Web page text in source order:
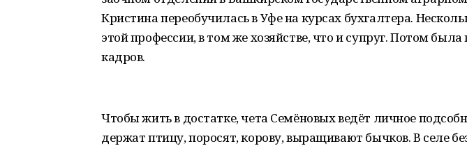
Кристина переобучилась в Уфе на курсах бухгалтера.
этой профессии, в том же хозяйстве, что и супруг. Потом была
кадров.
Чтобы жить в достатке, чета Семёновых ведёт личное
держат птицу, поросят, корову, выращивают бычков. В селе